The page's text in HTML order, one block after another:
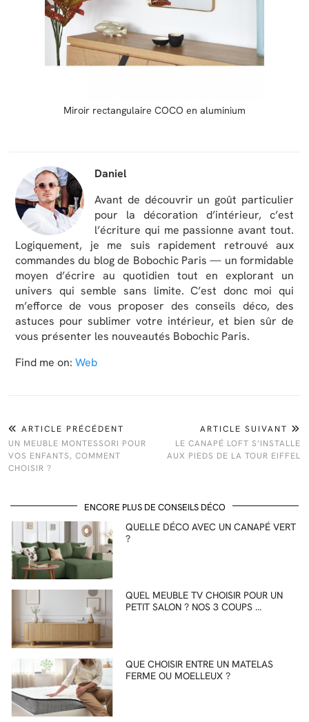
Miroir rectangulaire COCO en aluminium
Daniel
Avant de découvrir un goût particulier
pour la décoration d’intérieur, c’est
l’écriture qui me passionne avant tout.
Logiquement, je me suis rapidement retrouvé aux
commandes du blog de Bobochic Paris — un formidable
moyen d’écrire au quotidien tout en explorant un
univers qui semble sans limite. C’est donc moi qui
m’efforce de vous proposer des conseils déco, des
astuces pour sublimer votre intérieur, et bien sûr de
vous présenter les nouveautés Bobochic Paris.
Find me on: Web
ARTICLE PRÉCÉDENT
UN MEUBLE MONTESSORI POUR
VOS ENFANTS, COMMENT
CHOISIR ?
ARTICLE SUIVANT
LE CANAPÉ LOFT S’INSTALLE
AUX PIEDS DE LA TOUR EIFFEL
ENCORE PLUS DE CONSEILS DÉCO
QUELLE DÉCO AVEC UN CANAPÉ VERT
?
QUEL MEUBLE TV CHOISIR POUR UN
PETIT SALON ? NOS 3 COUPS …
QUE CHOISIR ENTRE UN MATELAS
FERME OU MOELLEUX ?